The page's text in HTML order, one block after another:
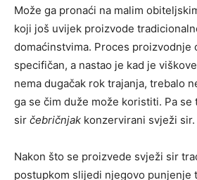
Može ga pronaći na malim
koji još uvijek proizvode
domaćinstvima. Proces proizvodnje
specifičan, a nastao je kad je viškove
nema dugačak rok trajanja, trebalo
ga se čim duže može koristiti. Pa se
sir čebričnjak konzervirani svježi sir.
Nakon što se proizvede svježi sir
postupkom slijedi njegovo punjenje